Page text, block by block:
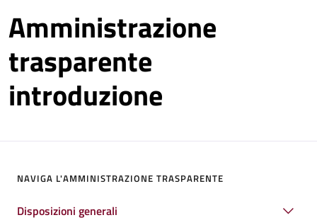
Amministrazione
trasparente
introduzione
NAVIGA L'AMMINISTRAZIONE TRASPARENTE
Disposizioni generali